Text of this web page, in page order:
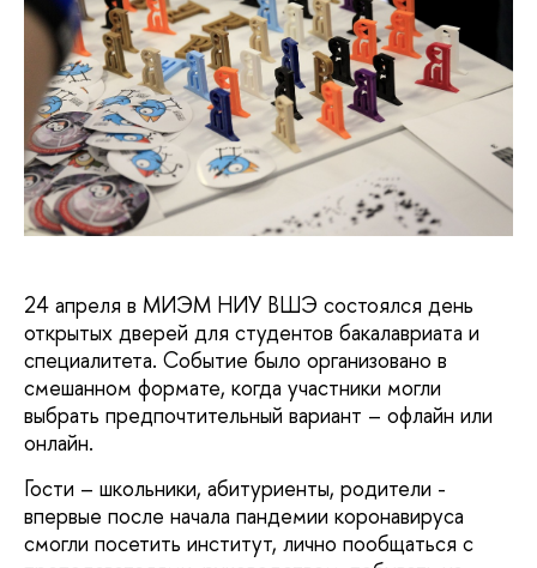
24 апреля в МИЭМ НИУ ВШЭ состоялся день
открытых дверей для студентов бакалавриата и
специалитета. Событие было организовано в
смешанном формате, когда участники могли
выбрать предпочтительный вариант – офлайн или
онлайн.
Гости – школьники, абитуриенты, родители -
впервые после начала пандемии коронавируса
смогли посетить институт, лично пообщаться с